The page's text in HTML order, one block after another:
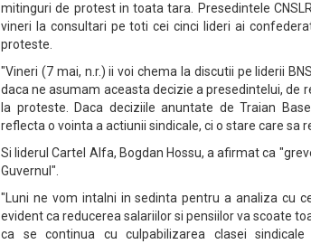
mitinguri de protest in toata tara. Presedintele
vineri la consultari pe toti cei cinci lideri ai
proteste.
"Vineri (7 mai, n.r.) ii voi chema la discutii pe liderii
daca ne asumam aceasta decizie a presedintelui, de
la proteste. Daca deciziile anuntate de Traian
reflecta o vointa a actiunii sindicale, ci o stare care sa
Si liderul Cartel Alfa, Bogdan Hossu, a afirmat ca
Guvernul".
"Luni ne vom intalni in sedinta pentru a analiza cu
evident ca reducerea salariilor si pensiilor va scoate
ca se continua cu culpabilizarea clasei